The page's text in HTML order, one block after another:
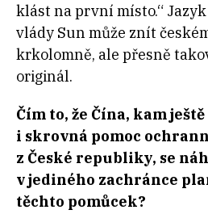
klást na první místo.“
vlády Sun může znít
krkolomně, ale přesně
originál.
Čím to, že Čína, kam
i skrovná pomoc
z České republiky, se
v jediného zachránce
těchto pomůcek?